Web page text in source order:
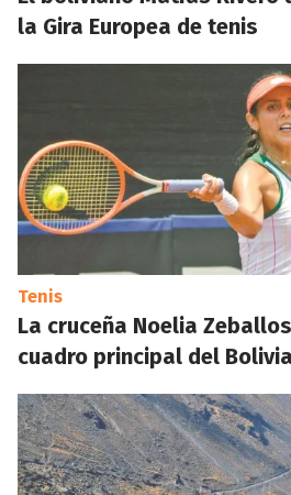
la Gira Europea de tenis
Tenis
La cruceña Noelia
cuadro principal del